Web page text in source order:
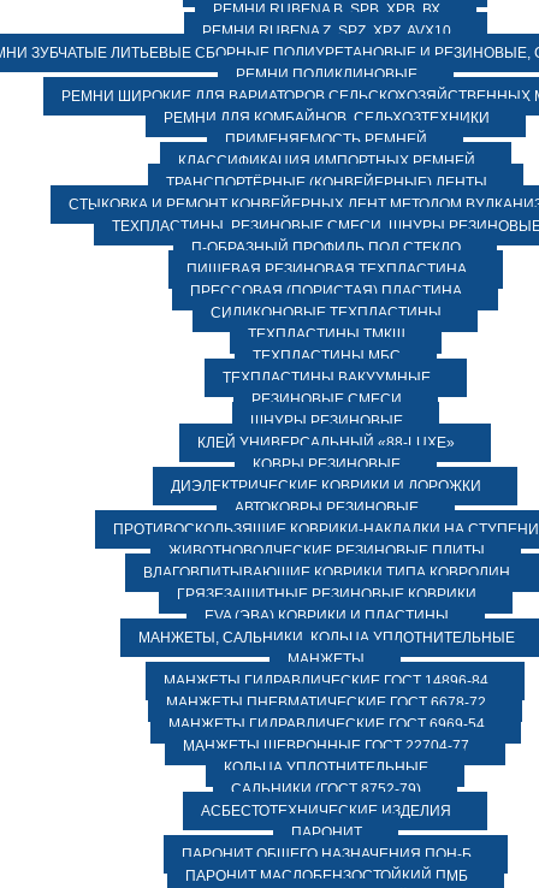
РЕМНИ RUBENA В, SPВ, ХPВ, ВХ
РЕМНИ RUBENA Z, SPZ, XPZ, AVX10
ЗУБЧАТЫЕ ЛИТЬЕВЫЕ СБОРНЫЕ ПОЛИУРЕТАНОВЫЕ И РЕЗИНОВЫЕ,
РЕМНИ ПОЛИКЛИНОВЫЕ
РЕМНИ ШИРОКИЕ ДЛЯ ВАРИАТОРОВ СЕЛЬСКОХОЗЯЙСТВЕННЫХ
РЕМНИ ДЛЯ КОМБАЙНОВ, СЕЛЬХОЗТЕХНИКИ
ПРИМЕНЯЕМОСТЬ РЕМНЕЙ
КЛАССИФИКАЦИЯ ИМПОРТНЫХ РЕМНЕЙ
ТРАНСПОРТЁРНЫЕ (КОНВЕЙЕРНЫЕ) ЛЕНТЫ
СТЫКОВКА И РЕМОНТ КОНВЕЙЕРНЫХ ЛЕНТ МЕТОДОМ
ТЕХПЛАСТИНЫ, РЕЗИНОВЫЕ СМЕСИ, ШНУРЫ
П-ОБРАЗНЫЙ ПРОФИЛЬ ПОД СТЕКЛО
ПИЩЕВАЯ РЕЗИНОВАЯ ТЕХПЛАСТИНА
ПРЕССОВАЯ (ПОРИСТАЯ) ПЛАСТИНА
СИЛИКОНОВЫЕ ТЕХПЛАСТИНЫ
ТЕХПЛАСТИНЫ ТМКЩ
ТЕХПЛАСТИНЫ МБС
ТЕХПЛАСТИНЫ ВАКУУМНЫЕ
РЕЗИНОВЫЕ СМЕСИ
ШНУРЫ РЕЗИНОВЫЕ
КЛЕЙ УНИВЕРСАЛЬНЫЙ «88-LUXE»
КОВРЫ РЕЗИНОВЫЕ
ДИЭЛЕКТРИЧЕСКИЕ КОВРИКИ И ДОРОЖКИ
АВТОКОВРЫ РЕЗИНОВЫЕ
ПРОТИВОСКОЛЬЗЯЩИЕ КОВРИКИ-НАКЛАДКИ НА СТУПЕНИ
ЖИВОТНОВОДЧЕСКИЕ РЕЗИНОВЫЕ ПЛИТЫ
ВЛАГОВПИТЫВАЮЩИЕ КОВРИКИ ТИПА КОВРОЛИН
ГРЯЗЕЗАЩИТНЫЕ РЕЗИНОВЫЕ КОВРИКИ
EVA (ЭВА) КОВРИКИ И ПЛАСТИНЫ
МАНЖЕТЫ, САЛЬНИКИ, КОЛЬЦА УПЛОТНИТЕЛЬНЫЕ
МАНЖЕТЫ
МАНЖЕТЫ ГИДРАВЛИЧЕСКИЕ ГОСТ 14896-84
МАНЖЕТЫ ПНЕВМАТИЧЕСКИЕ ГОСТ 6678-72
МАНЖЕТЫ ГИДРАВЛИЧЕСКИЕ ГОСТ 6969-54
МАНЖЕТЫ ШЕВРОННЫЕ ГОСТ 22704-77
КОЛЬЦА УПЛОТНИТЕЛЬНЫЕ
САЛЬНИКИ (ГОСТ 8752-79)
АСБЕСТОТЕХНИЧЕСКИЕ ИЗДЕЛИЯ
ПАРОНИТ
ПАРОНИТ ОБЩЕГО НАЗНАЧЕНИЯ ПОН-Б
ПАРОНИТ МАСЛОБЕНЗОСТОЙКИЙ ПМБ